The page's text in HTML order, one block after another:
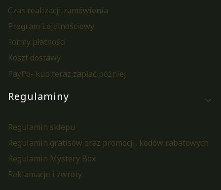
Czas realizacji zamówienia
Program Lojalnościowy
Formy płatności
Koszt dostawy
PayPo- kup teraz zapłać później
Regulaminy
Regulamin sklepu
Regulamin gratisów oraz promocji, kodów rabatowych
Regulamin Mystery Box
Reklamacje i zwroty